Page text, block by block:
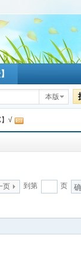
本版
】√
页 到第 页